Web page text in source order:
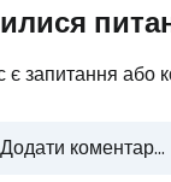
запитання або
Додати коментар...